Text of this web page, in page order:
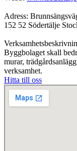
Adress:
152 52 Södertälje
Byggbolaget skall
murar,
verksamhet.
Hitta till oss